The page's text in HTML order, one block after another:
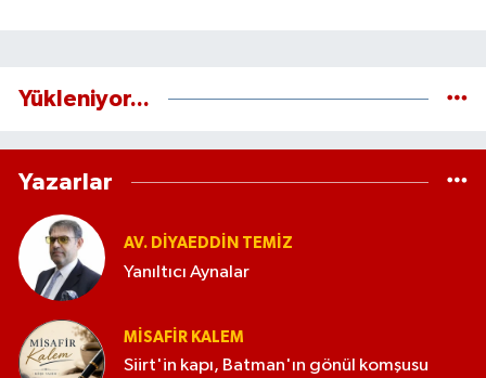
Yükleniyor...
Yazarlar
AV. DIYAEDDIN TEMIZ
Yanıltıcı Aynalar
MISAFIR KALEM
Siirt'in kapı, Batman'ın gönül komşusu